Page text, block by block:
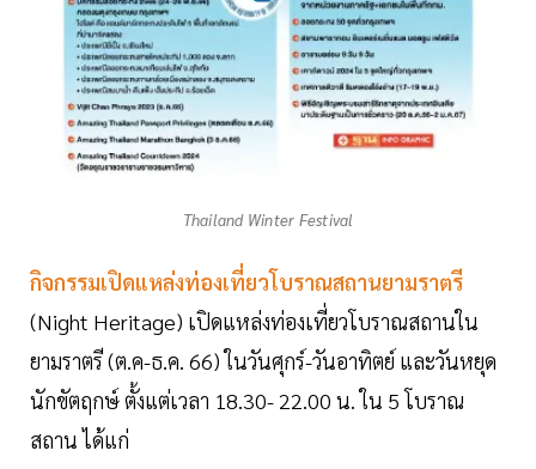
Thailand Winter Festival
กิจกรรมเปิดแหล่งท่องเที่ยวโบราณสถานยามราตรี
(Night Heritage) เปิดแหล่งท่องเที่ยวโบราณสถานใน
ยามราตรี (ต.ค-ธ.ค. 66) ในวันศุกร์-วันอาทิตย์ และวันหยุด
นักขัตฤกษ์ ตั้งแต่เวลา 18.30- 22.00 น. ใน 5 โบราณ
สถาน ได้แก่